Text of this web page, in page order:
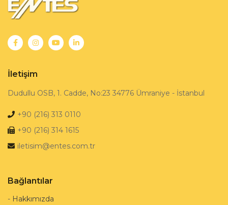
İletişim
Dudullu OSB, 1. Cadde, No:23 34776 Ümraniye - İstanbul
+90 (216) 313 0110
+90 (216) 314 1615
iletisim@entes.com.tr
Bağlantılar
- Hakkımızda